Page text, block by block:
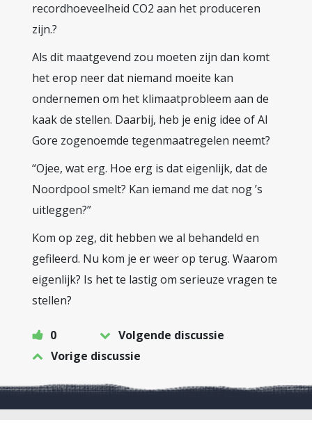
recordhoeveelheid CO2 aan het produceren
zijn.?
Als dit maatgevend zou moeten zijn dan komt
het erop neer dat niemand moeite kan
ondernemen om het klimaatprobleem aan de
kaak de stellen. Daarbij, heb je enig idee of Al
Gore zogenoemde tegenmaatregelen neemt?
“Ojee, wat erg. Hoe erg is dat eigenlijk, dat de
Noordpool smelt? Kan iemand me dat nog ’s
uitleggen?”
Kom op zeg, dit hebben we al behandeld en
gefileerd. Nu kom je er weer op terug. Waarom
eigenlijk? Is het te lastig om serieuze vragen te
stellen?
0
Volgende discussie
Vorige discussie